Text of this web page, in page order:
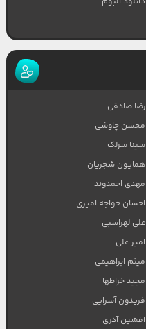
رضا صادقی
محسن چاوشی
سینا سرلک
همایون شجریان
مهدی احمدوند
احسان خواجه امیری
علی لهراسبی
امیر علی
میثم ابراهیمی
مجید خراطها
فریدون آسرایی
افشین آذری